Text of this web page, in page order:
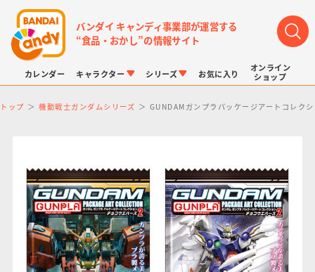
バンダイ キャンディ事業部が運営する
“食品・おかし”の情報サイト
カレンダー キャラクター
LINK TRAVELERS プリキュアシリーズ ドラゴンボール
シリーズ
チョコボックス チョコサプ ポケモンキッズ
お気に入り
オンライン
ショップ
トップ 機動戦士ガンダムシリーズ GUNDAMガンプラパッケージアートコレク